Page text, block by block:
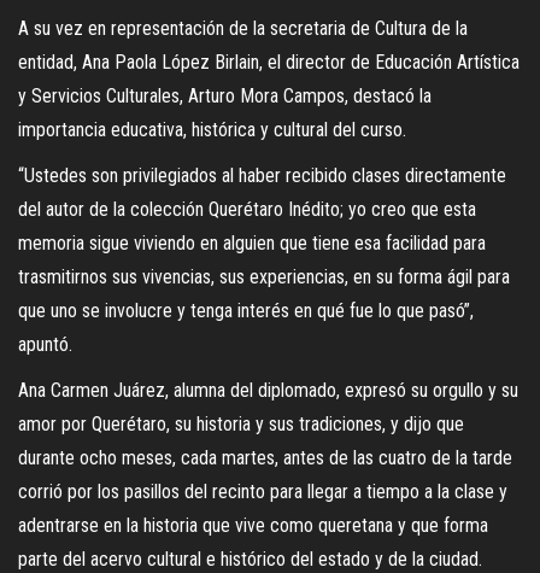
A su vez en representación de la secretaria de Cultura de la
entidad, Ana Paola López Birlain, el director de Educación Artística
y Servicios Culturales, Arturo Mora Campos, destacó la
importancia educativa, histórica y cultural del curso.
“Ustedes son privilegiados al haber recibido clases directamente
del autor de la colección Querétaro Inédito; yo creo que esta
memoria sigue viviendo en alguien que tiene esa facilidad para
trasmitirnos sus vivencias, sus experiencias, en su forma ágil para
que uno se involucre y tenga interés en qué fue lo que pasó”,
apuntó.
Ana Carmen Juárez, alumna del diplomado, expresó su orgullo y su
amor por Querétaro, su historia y sus tradiciones, y dijo que
durante ocho meses, cada martes, antes de las cuatro de la tarde
corrió por los pasillos del recinto para llegar a tiempo a la clase y
adentrarse en la historia que vive como queretana y que forma
parte del acervo cultural e histórico del estado y de la ciudad.